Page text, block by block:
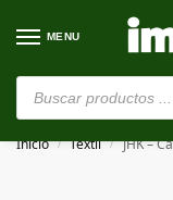
MENU
⚠️ Estamos
Inicio / Textil / JHK –